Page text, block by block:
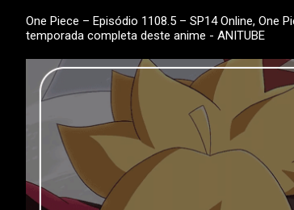
One Piece – Episódio 1108.5 – SP14 Online, One
temporada completa deste anime - ANITUBE